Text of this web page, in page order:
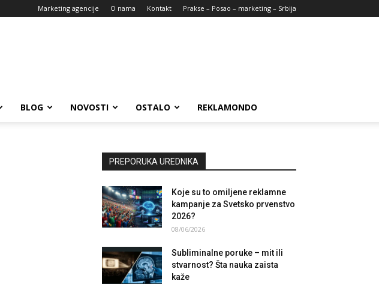
Marketing agencije O nama Kontakt Prakse – Posao – marketing – Srbija
BLOG NOVOSTI OSTALO REKLAMONDO
PREPORUKA UREDNIKA
Koje su to omiljene reklamne
kampanje za Svetsko prvenstvo
2026?
08/06/2026
Subliminalne poruke – mit ili
stvarnost? Šta nauka zaista
kaže